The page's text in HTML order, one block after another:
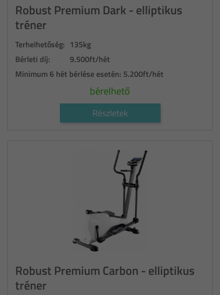
Robust Premium Dark - elliptikus
tréner
Terhelhetőség: 135kg
Bérleti díj:
9.500ft/hét
Minimum 6 hét bérlése esetén: 5.200ft/hét
bérelhető
Részletek
Robust Premium Carbon - elliptikus
tréner